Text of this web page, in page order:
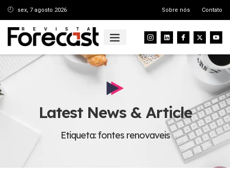
sex, 7 agosto 2026 Sobre nós Contato
Latest News & Article
Etiqueta: fontes renovaveis